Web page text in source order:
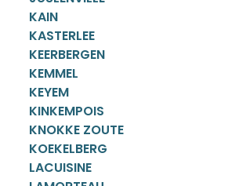
KAIN
KASTERLEE
KEERBERGEN
KEMMEL
KEYEM
KINKEMPOIS
KNOKKE ZOUTE
KOEKELBERG
LACUISINE